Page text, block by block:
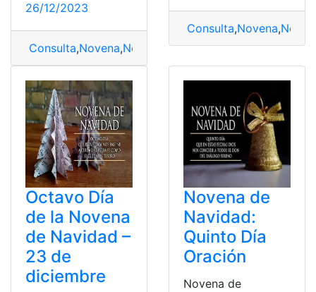
26/12/2023
Consulta,Novena,Novena de Navidad,Quinto Día de
Consulta,Novena,
Octavo Día
de la Novena
de Navidad –
23 de
diciembre
Novena de
Navidad:
Quinto Día
Oración
Novena de